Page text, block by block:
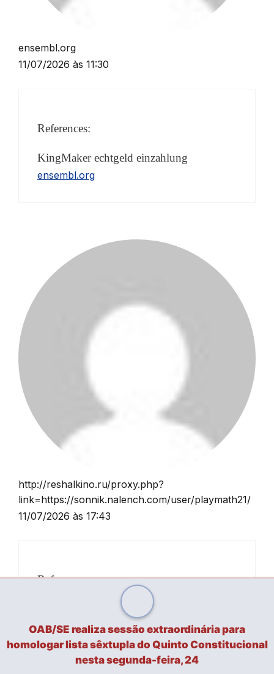
ensembl.org
11/07/2026 às 11:30
References:
KingMaker echtgeld einzahlung
ensembl.org
http://reshalkino.ru/proxy.php?
link=https://sonnik.nalench.com/user/playmath21/
11/07/2026 às 17:43
References:
Legiano Casino Spielen
http://reshalkino.ru/proxy.php?
link=https://sonnik.nalench.com/user/play
OAB/SE realiza sessão extraordinária para
homologar lista sêxtupla do Quinto Constitucional
nesta segunda-feira, 24